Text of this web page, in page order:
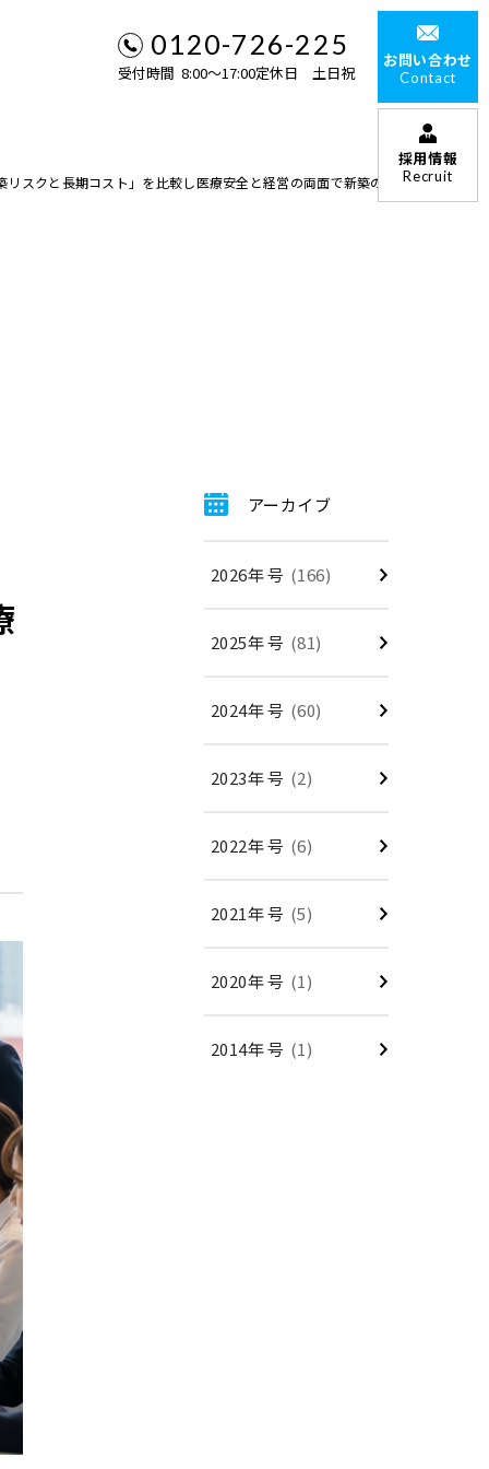
0120-726-225
受付時間 8:00〜17:00定休日 土日祝
お問い合わせ
Contact
採用情報
Recruit
スクと長期コスト」を比較し医療安全と経営の両面で新築のメリット
アーカイブ
2026年 号 (166)
2025年 号 (81)
2024年 号 (60)
2023年 号 (2)
2022年 号 (6)
2021年 号 (5)
2020年 号 (1)
2014年 号 (1)